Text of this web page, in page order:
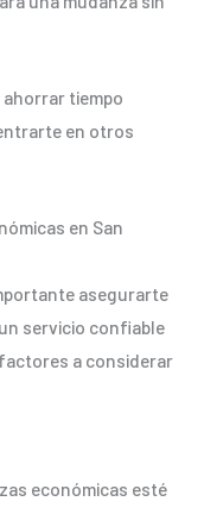
ahorrar tiempo
en otros
en San
asegurarte
servicio confiable
a considerar
económicas esté